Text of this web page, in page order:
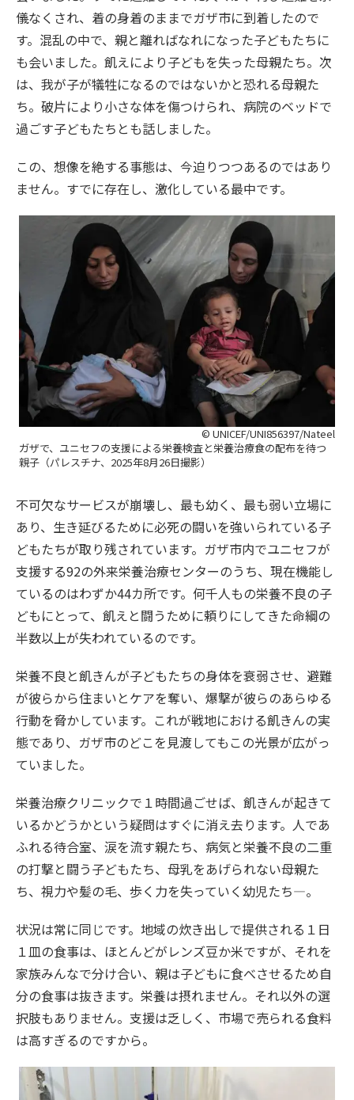
儀なくされ、着の身着のままでガザ市に到着したので
す。混乱の中で、親と離ればなれになった子どもたちに
も会いました。飢えにより子どもを失った母親たち。次
は、我が子が犠牲になるのではないかと恐れる母親た
ち。破片により小さな体を傷つけられ、病院のベッドで
過ごす子どもたちとも話しました。
この、想像を絶する事態は、今迫りつつあるのではあり
ません。すでに存在し、激化している最中です。
© UNICEF/UNI856397/Nateel
ガザで、ユニセフの支援による栄養検査と栄養治療食の配布を待つ
親子（パレスチナ、2025年8月26日撮影）
不可欠なサービスが崩壊し、最も幼く、最も弱い立場に
あり、生き延びるために必死の闘いを強いられている子
どもたちが取り残されています。ガザ市内でユニセフが
支援する92の外来栄養治療センターのうち、現在機能し
ているのはわずか44カ所です。何千人もの栄養不良の子
どもにとって、飢えと闘うために頼りにしてきた命綱の
半数以上が失われているのです。
栄養不良と飢きんが子どもたちの身体を衰弱させ、避難
が彼らから住まいとケアを奪い、爆撃が彼らのあらゆる
行動を脅かしています。これが戦地における飢きんの実
態であり、ガザ市のどこを見渡してもこの光景が広がっ
ていました。
栄養治療クリニックで１時間過ごせば、飢きんが起きて
いるかどうかという疑問はすぐに消え去ります。人であ
ふれる待合室、涙を流す親たち、病気と栄養不良の二重
の打撃と闘う子どもたち、母乳をあげられない母親た
ち、視力や髪の毛、歩く力を失っていく幼児たち―。
状況は常に同じです。地域の炊き出しで提供される１日
１皿の食事は、ほとんどがレンズ豆か米ですが、それを
家族みんなで分け合い、親は子どもに食べさせるため自
分の食事は抜きます。栄養は摂れません。それ以外の選
択肢もありません。支援は乏しく、市場で売られる食料
は高すぎるのですから。